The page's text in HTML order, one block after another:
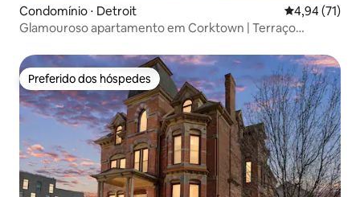
Condomínio ⋅ Detroit 4,94 de uma
4,94 (71)
Glamouroso apartamento em Corktown | Terraço
Preferido dos hóspedes
Preferido dos hóspedes